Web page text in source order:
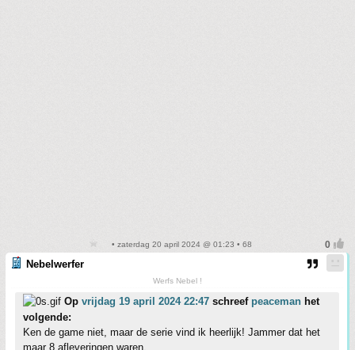
• zaterdag 20 april 2024 @ 01:23 • 68
Nebelwerfer
Werfs Nebel !
Op vrijdag 19 april 2024 22:47 schreef peaceman het
volgende:
Ken de game niet, maar de serie vind ik heerlijk! Jammer dat het
maar 8 afleveringen waren.